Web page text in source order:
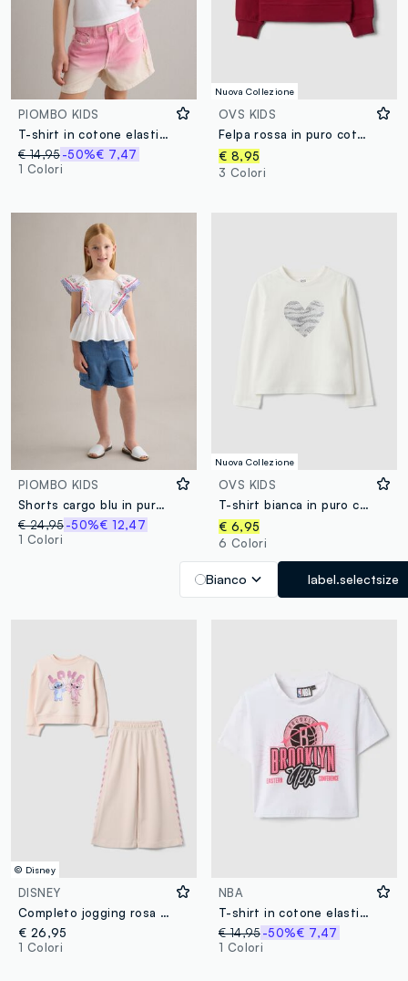
PIOMBO KIDS
T-shirt in cotone elasticizzato bianco da bambina con farfalle
€ 14,95-50%€ 7,47
1 Colori
Nuova Collezione
OVS KIDS
Felpa rossa in puro cotone con girocollo e fiocco per bambina
€ 8,95
3 Colori
PIOMBO KIDS
Shorts cargo blu in puro lyocell per bambina regular fit
€ 24,95-50%€ 12,47
1 Colori
Nuova Collezione
OVS KIDS
T-shirt bianca in puro cotone organico con stampa cuore per bambina
€ 6,95
6 Colori
Bianco label.selectsize
© Disney
DISNEY
Completo jogging rosa in misto cotone con stampe Lilo & Stitch per bambina
€ 26,95
1 Colori
NBA
T-shirt in cotone elasticizzato bianca da bambina boxy fit Brooklyn
€ 14,95 -50%€ 7,47
1 Colori